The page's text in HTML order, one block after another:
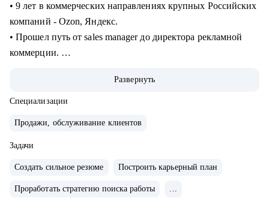
• 9 лет в коммерческих направлениях крупных Российских
компаний - Ozon, Яндекс.
• Прошел путь от sales manager до директора рекламной
коммерции.
• Выстраивание направлений с нуля, регламенты, KPI,
мотивация.
процессов.
• Спикер-эксперт в Phoenix Education — бюро
образовательных проектов.
Развернуть
Специализации
Продажи, обслуживание клиентов
Задачи
Создать сильное резюме Построить карьерный план
Проработать стратегию поиска работы ...